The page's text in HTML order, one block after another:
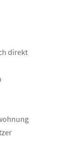
direkt